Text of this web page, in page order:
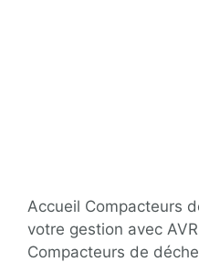
Accueil Compacteurs
votre gestion avec
Compacteurs de